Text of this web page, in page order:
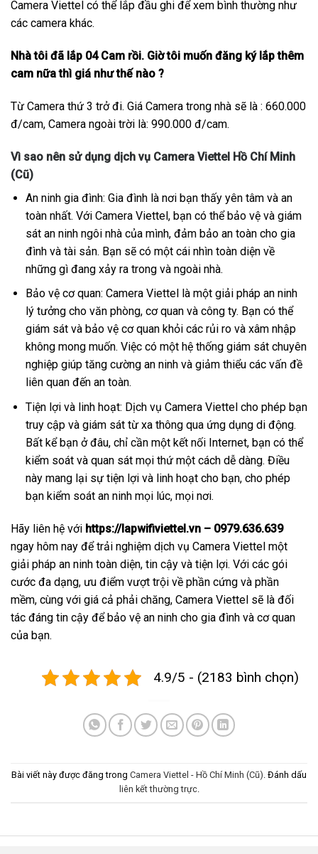
Camera Viettel có thể lắp đầu ghi để xem bình thường như
các camera khác.
Nhà tôi đã lắp 04 Cam rồi. Giờ tôi muốn đăng ký lắp thêm
cam nữa thì giá như thế nào ?
Từ Camera thứ 3 trở đi. Giá Camera trong nhà sẽ là : 660.000
đ/cam, Camera ngoài trời là: 990.000 đ/cam.
Vì sao nên sử dụng dịch vụ Camera Viettel Hồ Chí Minh
(Cũ)
An ninh gia đình: Gia đình là nơi bạn thấy yên tâm và an
toàn nhất. Với Camera Viettel, bạn có thể bảo vệ và giám
sát an ninh ngôi nhà của mình, đảm bảo an toàn cho gia
đình và tài sản. Bạn sẽ có một cái nhìn toàn diện về
những gì đang xảy ra trong và ngoài nhà.
Bảo vệ cơ quan: Camera Viettel là một giải pháp an ninh
lý tưởng cho văn phòng, cơ quan và công ty. Bạn có thể
giám sát và bảo vệ cơ quan khỏi các rủi ro và xâm nhập
không mong muốn. Việc có một hệ thống giám sát chuyên
nghiệp giúp tăng cường an ninh và giảm thiểu các vấn đề
liên quan đến an toàn.
Tiện lợi và linh hoạt: Dịch vụ Camera Viettel cho phép bạn
truy cập và giám sát từ xa thông qua ứng dụng di động.
Bất kể bạn ở đâu, chỉ cần một kết nối Internet, bạn có thể
kiểm soát và quan sát mọi thứ một cách dễ dàng. Điều
này mang lại sự tiện lợi và linh hoạt cho bạn, cho phép
bạn kiểm soát an ninh mọi lúc, mọi nơi.
Hãy liên hệ với https://lapwifiviettel.vn – 0979.636.639
ngay hôm nay để trải nghiệm dịch vụ Camera Viettel một
giải pháp an ninh toàn diện, tin cậy và tiện lợi. Với các gói
cước đa dạng, ưu điểm vượt trội về phần cứng và phần
mềm, cùng với giá cả phải chăng, Camera Viettel sẽ là đối
tác đáng tin cậy để bảo vệ an ninh cho gia đình và cơ quan
của bạn.
4.9/5 - (2183 bình chọn)
Bài viết này được đăng trong Camera Viettel - Hồ Chí Minh (Cũ). Đánh dấu
liên kết thường trực.